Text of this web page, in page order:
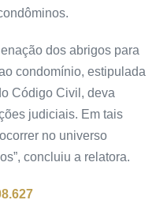
dos abrigos para
condomínio, estipulada
Código Civil, deva
judiciais. Em tais
no universo
concluiu a relatora.